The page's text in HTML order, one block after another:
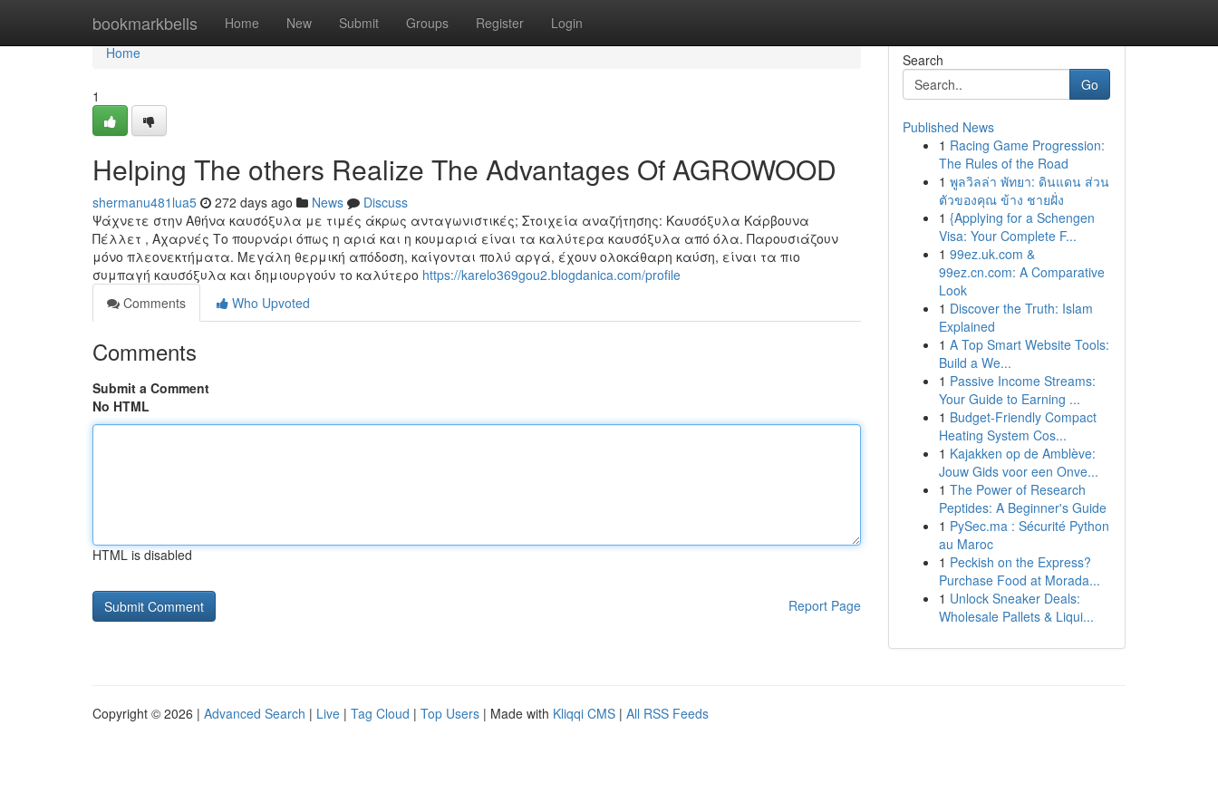
bookmarkbells Home New Submit Groups Register Login
Home
Home
1
Helping The others Realize The Advantages Of AGROWOOD
shermanu481lua5 272 days ago News
Discuss
Ψάχνετε στην Αθήνα καυσόξυλα με τιμές άκρως ανταγωνιστικές; Στοιχεία αναζήτησης: Καυσόξυλα Κάρβουνα
Πέλλετ , Αχαρνές Το πουρνάρι όπως η αριά και η κουμαριά είναι τα καλύτερα καυσόξυλα από όλα. Παρουσιάζουν
μόνο πλεονεκτήματα. Μεγάλη θερμική απόδοση, καίγονται πολύ αργά, έχουν ολοκάθαρη καύση, είναι τα πιο
συμπαγή καυσόξυλα και δημιουργούν το καλύτερο https://karelo369gou2.blogdanica.com/profile
Comments
Who Upvoted
Comments
Submit a Comment
No HTML
HTML is disabled
Report Page
Search
Go
Published News
1 Racing Game Progression:
The Rules of the Road
1 พูลวิลล่า พัทยา: ดินแดน ส่วน
ตัวของคุณ ข้าง ชายฝั่ง
1 {Applying for a Schengen
Visa: Your Complete F...
1 99ez.uk.com &
99ez.cn.com: A Comparative
Look
1 Discover the Truth: Islam
Explained
1 A Top Smart Website Tools:
Build a We...
1 Passive Income Streams:
Your Guide to Earning ...
1 Budget-Friendly Compact
Heating System Cos...
1 Kajakken op de Amblève:
Jouw Gids voor een Onve...
1 The Power of Research
Peptides: A Beginner's Guide
1 PySec.ma : Sécurité Python
au Maroc
1 Peckish on the Express?
Purchase Food at Morada...
1 Unlock Sneaker Deals:
Wholesale Pallets & Liqui...
Copyright © 2026 | Advanced Search | Live | Tag Cloud | Top Users | Made with Kliqqi CMS | All RSS Feeds